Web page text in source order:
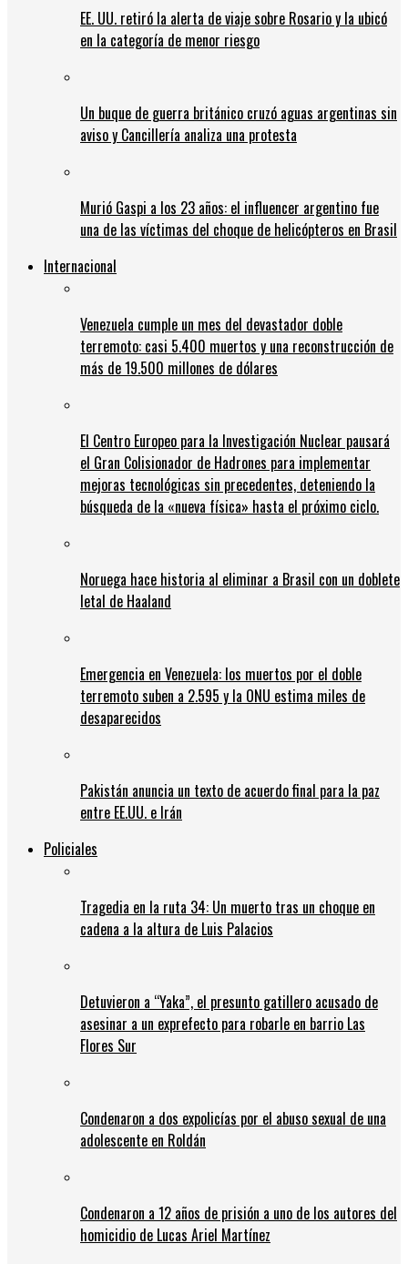
EE. UU. retiró la alerta de viaje sobre Rosario y la ubicó
en la categoría de menor riesgo
Un buque de guerra británico cruzó aguas argentinas sin
aviso y Cancillería analiza una protesta
Murió Gaspi a los 23 años: el influencer argentino fue
una de las víctimas del choque de helicópteros en Brasil
Internacional
Venezuela cumple un mes del devastador doble
terremoto: casi 5.400 muertos y una reconstrucción de
más de 19.500 millones de dólares
El Centro Europeo para la Investigación Nuclear pausará
el Gran Colisionador de Hadrones para implementar
mejoras tecnológicas sin precedentes, deteniendo la
búsqueda de la «nueva física» hasta el próximo ciclo.
Noruega hace historia al eliminar a Brasil con un doblete
letal de Haaland
Emergencia en Venezuela: los muertos por el doble
terremoto suben a 2.595 y la ONU estima miles de
desaparecidos
Pakistán anuncia un texto de acuerdo final para la paz
entre EE.UU. e Irán
Policiales
Tragedia en la ruta 34: Un muerto tras un choque en
cadena a la altura de Luis Palacios
Detuvieron a “Yaka”, el presunto gatillero acusado de
asesinar a un exprefecto para robarle en barrio Las
Flores Sur
Condenaron a dos expolicías por el abuso sexual de una
adolescente en Roldán
Condenaron a 12 años de prisión a uno de los autores del
homicidio de Lucas Ariel Martínez